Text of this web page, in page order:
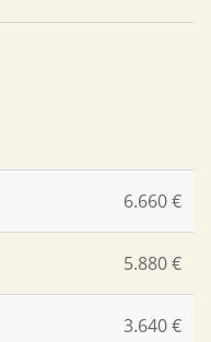
6.660 €
5.880 €
3.640 €